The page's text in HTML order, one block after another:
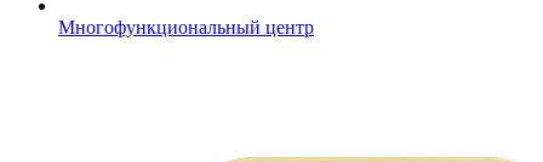
Многофункциональный центр